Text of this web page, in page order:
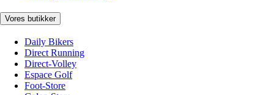
Vores butikker
Daily Bikers
Direct Running
Direct-Volley
Espace Golf
Foot-Store